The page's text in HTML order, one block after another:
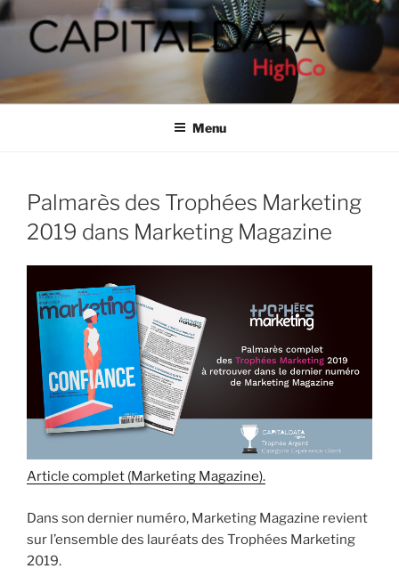
Aller
au
contenu
principal
CAPITALDATA
People-based marketing solutions
Menu
Palmarès des Trophées Marketing
2019 dans Marketing Magazine
Article complet (Marketing Magazine).
Dans son dernier numéro, Marketing Magazine revient
sur l’ensemble des lauréats des Trophées Marketing
2019.